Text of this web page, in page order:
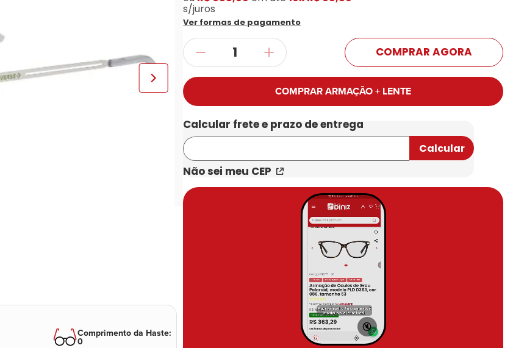
Comprimento da Haste:
0
s/juros
Ver formas de pagamento
COMPRAR AGORA
COMPRAR ARMAÇÃO + LENTE
Não sei meu CEP
🔇